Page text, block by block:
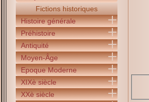
Fictions historiques
Histoire générale
Préhistoire
Antiquité
Moyen-Âge
Epoque Moderne
XIXè siècle
XXè siècle